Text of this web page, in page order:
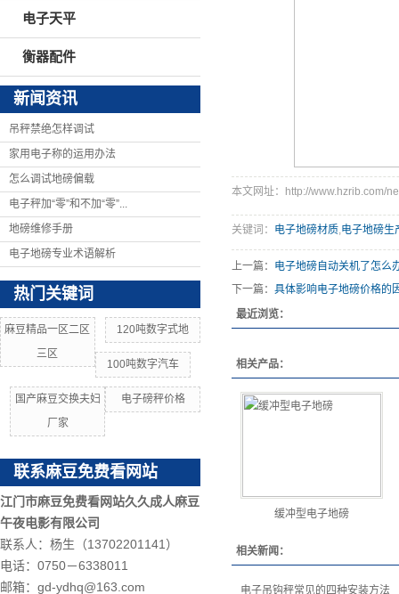
电子天平
衡器配件
新闻资讯
吊秤禁绝怎样调试
家用电子称的运用办法
怎么调试地磅偏载
电子秤加“零”和不加“零”...
地磅维修手册
电子地磅专业术语解析
热门关键词
麻豆精品一区二区
三区
120吨数字式地
100吨数字汽车
国产麻豆交换夫妇
厂家
电子磅秤价格
联系麻豆免费看网站
江门市麻豆免费看网站久久成人麻豆
午夜电影有限公司
联系人：杨生（13702201141）
电话：0750－6338011
邮箱：gd-ydhq@163.com
本文网址：http://www.hzrib.com/
关键词： 电子地磅材质,电子地磅生
上一篇： 电子地磅自动关机了怎么
下一篇： 具体影响电子地磅价格的
最近浏览：
相关产品：
缓冲型电子地磅
相关新闻：
电子吊钩秤常见的四种安装方法